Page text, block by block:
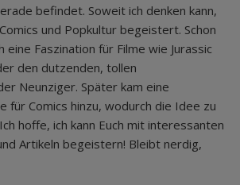
befindet. Soweit ich denken kann,
und Popkultur begeistert. Schon
eine Faszination für Filme wie Jurassic
den dutzenden, tollen
Neunziger. Später kam eine
für Comics hinzu, wodurch die Idee zu
hoffe, ich kann Euch mit interessanten
Artikeln begeistern! Bleibt nerdig,